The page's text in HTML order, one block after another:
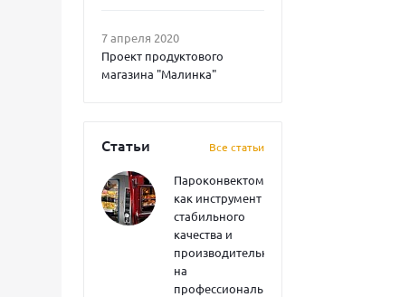
7 апреля 2020
Проект продуктового
магазина "Малинка"
Статьи Все статьи
Пароконвектоматы
как инструмент
стабильного
качества и
производительности
на
профессиональной